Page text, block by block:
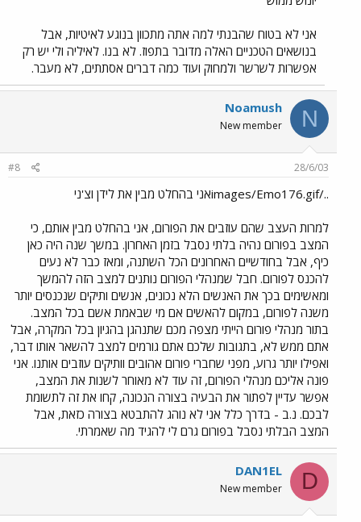
אני לא בטוח שהבנתי למה אתה מתכוון בנוגע לאיטיות, אבל
בנושאים הטכניים האלה מדובר בתפוז. לא בנו. לאיליה ולי יש רק
אפשרות לשרשר ולמחוק ועוד כמה דברים אסתתים, לא מעבר.
N
Noamush
New member
28/6/03
#8
../images/Emo176.gifאני בהחלט מבין את לידן וצ'ני
למרות העצב שהם עוזבים את הפורום, אני בהחלט מבין אותם, כי
המצב בפורום נהיה בלתי נסבל בזמן האחרון. במשך שנה היה כאן
כיף, אבל בחודשיים האחרונים הכל השתנה, ומאז כבר לא נעים
להכנס לפורום. חבל שמנהלי הפורום נותנים למצב הזה להמשך
ומאשימים בכך את האנשים הלא נכונים, אנשים ותיקים שנכנסים יותר
משנה לפורום, במקום להאשים אם מי שבאמת אשם בכל המצב.
בתור מנהלי פורום הייתי מצפה מכם שתנהגן בהגיון בכל המקרה, אבל
אתם ממש לא, בתגובות שלכם אתם גורמים למצב להשאר אותו דבר,
ואפילו יותר גרוע, מפני שחברי פורום אהובים וותיקים עוזבים אותנו. אני
פונה אליכם מנהלי הפורום, זה עוד לא מאוחר לשנות את המצב,
אפשר עדיין לפתור את הבעיה בצורה הנכונה, קחו את זה לתשומת
לבכם. נ.ב - בדרך כלל אני לא נוהג להתבטא בצורה כזאת, אבל
המצב הבלתי נסבל בפורום גרם לי להגיד מה שאמרתי.
D
DAN1EL
New member